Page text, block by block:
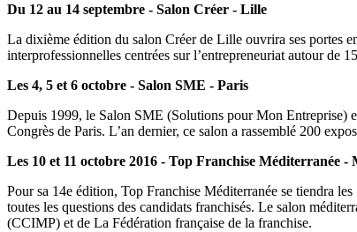
Du 12 au 14 septembre - Salon Créer - Lille
La dixième édition du salon Créer de Lille ouvrira ses portes
interprofessionnelles centrées sur l’entrepreneuriat autour de
Les 4, 5 et 6 octobre - Salon SME - Paris
Depuis 1999, le Salon SME (Solutions pour Mon Entreprise)
Congrès de Paris. L’an dernier, ce salon a rassemblé 200
Les 10 et 11 octobre 2016 - Top Franchise Méditerranée -
Pour sa 14e édition, Top Franchise Méditerranée se tiendra
toutes les questions des candidats franchisés. Le salon
(CCIMP) et de La Fédération française de la franchise.